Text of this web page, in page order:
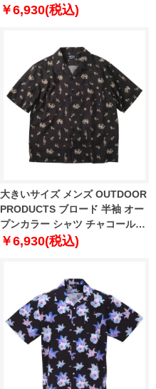
ネイビー 1257-6221-2 3L 4L 5L
￥6,930(税込)
大きいサイズ メンズ OUTDOOR
PRODUCTS ブロード 半袖 オー
プンカラー シャツ チャコール
1257-6222-2 3L 4L 5L 6L 7L 8L
￥6,930(税込)